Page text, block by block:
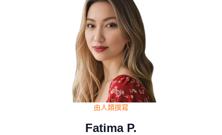
由人類撰寫
Fatima P.